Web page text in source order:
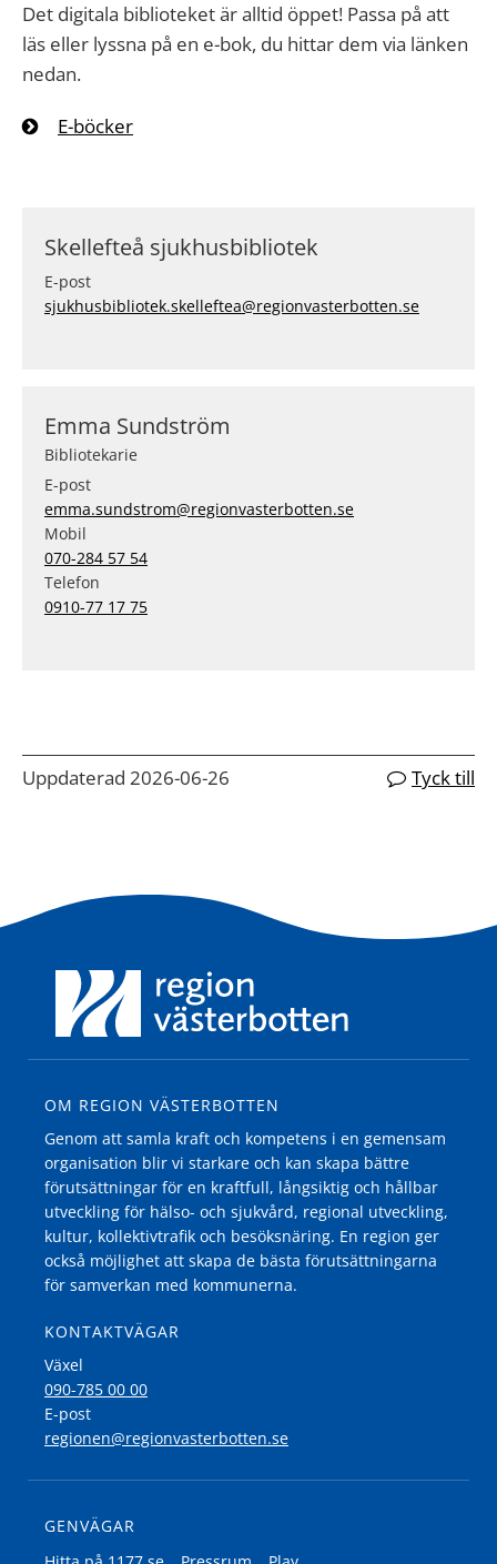
Det digitala biblioteket är alltid öppet! Passa på att
läs eller lyssna på en e-bok, du hittar dem via länken
nedan.
E-böcker
Skellefteå sjukhusbibliotek
E-post
sjukhusbibliotek.skelleftea@regionvasterbotten.se
Emma Sundström
Bibliotekarie
E-post
emma.sundstrom@regionvasterbotten.se
Mobil
070-284 57 54
Telefon
0910-77 17 75
Uppdaterad 2026-06-26 Tyck till
OM REGION VÄSTERBOTTEN
Genom att samla kraft och kompetens i en gemensam
organisation blir vi starkare och kan skapa bättre
förutsättningar för en kraftfull, långsiktig och hållbar
utveckling för hälso- och sjukvård, regional utveckling,
kultur, kollektivtrafik och besöksnäring. En region ger
också möjlighet att skapa de bästa förutsättningarna
för samverkan med kommunerna.
KONTAKTVÄGAR
Växel
090-785 00 00
E-post
regionen@regionvasterbotten.se
GENVÄGAR